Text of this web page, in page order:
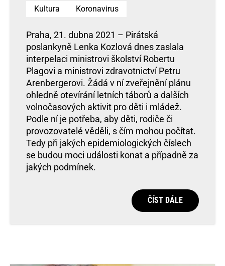
Kultura Koronavirus
Praha, 21. dubna 2021 – Pirátská
poslankyně Lenka Kozlová dnes zaslala
interpelaci ministrovi školství Robertu
Plagovi a ministrovi zdravotnictví Petru
Arenbergerovi. Žádá v ní zveřejnění plánu
ohledně otevírání letních táborů a dalších
volnočasových aktivit pro děti i mládež.
Podle ní je potřeba, aby děti, rodiče či
provozovatelé věděli, s čím mohou počítat.
Tedy při jakých epidemiologických číslech
se budou moci události konat a případně za
jakých podmínek.
ČÍST DÁLE